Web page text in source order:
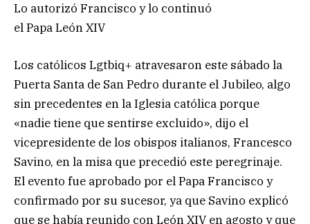
Lo autorizó Francisco y lo continuó
el Papa León XIV
Los católicos Lgtbiq+ atravesaron este sábado la
Puerta Santa de San Pedro durante el Jubileo, algo
sin precedentes en la Iglesia católica porque
«nadie tiene que sentirse excluido», dijo el
vicepresidente de los obispos italianos, Francesco
Savino, en la misa que precedió este peregrinaje.
El evento fue aprobado por el Papa Francisco y
confirmado por su sucesor, ya que Savino explicó
que se había reunido con León XIV en agosto y que